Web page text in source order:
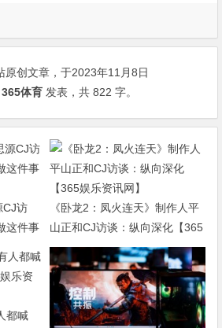
原创文章，于2023年11月8日
365体育 发表，共 822 字。
CJ访
这件事
《卧龙2：凤火连天》制作人平
山正和CJ访谈：纵向深化【365
娱乐资讯网】
都喊